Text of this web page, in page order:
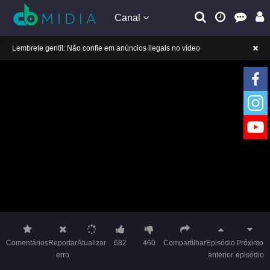
Canal
A tocar：A Princesa Rebelde (Dublado)-20
ComentáriosReportar
erro
Atualizar 682 460 CompartilharEpisódio
anterior
Próximo
episódio